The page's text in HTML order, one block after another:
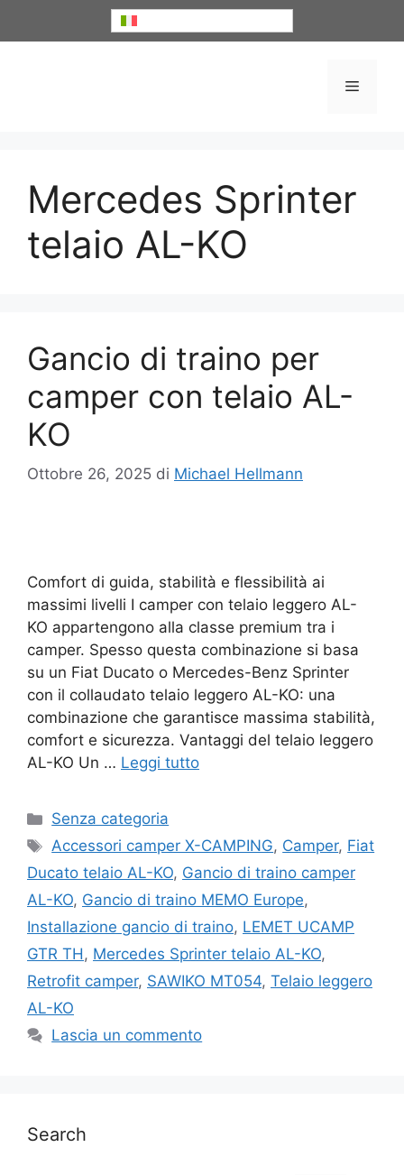
Menu
Mercedes Sprinter
telaio AL-KO
Gancio di traino per
camper con telaio AL-
KO
Ottobre 26, 2025 di Michael Hellmann
Comfort di guida, stabilità e flessibilità ai
massimi livelli I camper con telaio leggero AL-
KO appartengono alla classe premium tra i
camper. Spesso questa combinazione si basa
su un Fiat Ducato o Mercedes-Benz Sprinter
con il collaudato telaio leggero AL-KO: una
combinazione che garantisce massima stabilità,
comfort e sicurezza. Vantaggi del telaio leggero
AL-KO Un … Leggi tutto
Categorie
Senza categoria
Tag
Accessori camper X-CAMPING, Camper, Fiat
Ducato telaio AL-KO, Gancio di traino camper
AL-KO, Gancio di traino MEMO Europe,
Installazione gancio di traino, LEMET UCAMP
GTR TH, Mercedes Sprinter telaio AL-KO,
Retrofit camper, SAWIKO MT054, Telaio leggero
AL-KO
Lascia un commento
Search